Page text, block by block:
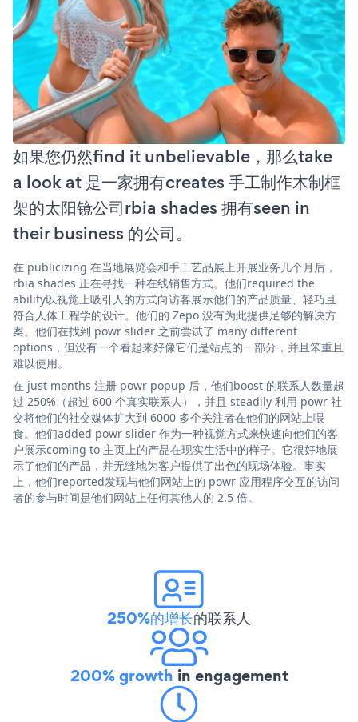
如果您仍然find it unbelievable，那么take
a look at 是一家拥有creates 手工制作木制框
架的太阳镜公司rbia shades 拥有seen in
their business 的公司。
在 publicizing 在当地展览会和手工艺品展上开展业务几个月后，
rbia shades 正在寻找一种在线销售方式。他们required the
ability以视觉上吸引人的方式向访客展示他们的产品质量、轻巧且
符合人体工程学的设计。他们的 Zepo 没有为此提供足够的解决方
案。他们在找到 powr slider 之前尝试了 many different
options，但没有一个看起来好像它们是站点的一部分，并且笨重且
难以使用。
在 just months 注册 powr popup 后，他们boost 的联系人数量超
过 250%（超过 600 个真实联系人），并且 steadily 利用 powr 社
交将他们的社交媒体扩大到 6000 多个关注者在他们的网站上喂
食。他们added powr slider 作为一种视觉方式来快速向他们的客
户展示coming to 主页上的产品在现实生活中的样子。它很好地展
示了他们的产品，并无缝地为客户提供了出色的现场体验。事实
上，他们reported发现与他们网站上的 powr 应用程序交互的访问
者的参与时间是他们网站上任何其他人的 2.5 倍。
250%的增长的联系人
200% growth in engagement